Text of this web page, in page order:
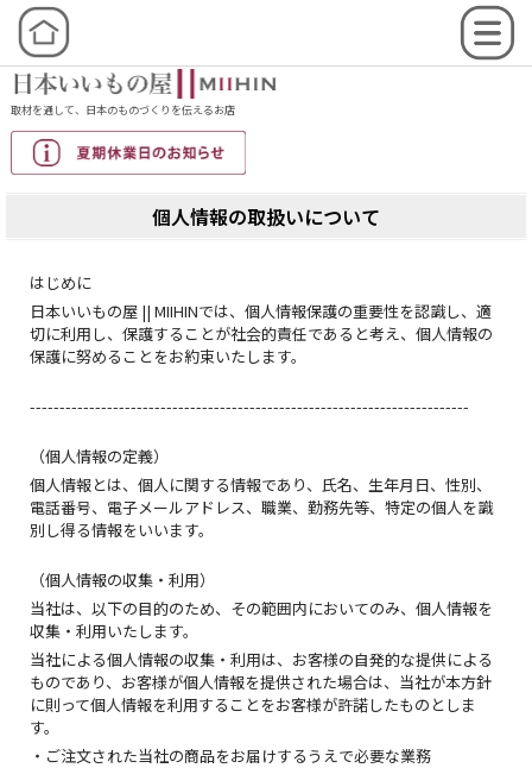
取材を通して、日本のものづくりを伝えるお店
個人情報の取扱いについて
はじめに
日本いいもの屋 || MIIHINでは、個人情報保護の重要性を認識し、適
切に利用し、保護することが社会的責任であると考え、個人情報の
保護に努めることをお約束いたします。
--------------------------------------------------------------------------
（個人情報の定義）
個人情報とは、個人に関する情報であり、氏名、生年月日、性別、
電話番号、電子メールアドレス、職業、勤務先等、特定の個人を識
別し得る情報をいいます。
（個人情報の収集・利用）
当社は、以下の目的のため、その範囲内においてのみ、個人情報を
収集・利用いたします。
当社による個人情報の収集・利用は、お客様の自発的な提供による
ものであり、お客様が個人情報を提供された場合は、当社が本方針
に則って個人情報を利用することをお客様が許諾したものとしま
す。
・ご注文された当社の商品をお届けするうえで必要な業務